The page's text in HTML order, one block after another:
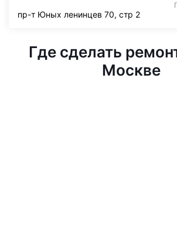
пр-т Юных ленинцев 70, стр 2
Где сделать
Москве